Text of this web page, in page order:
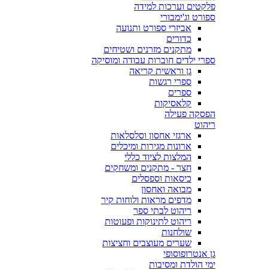
פלקטים וערכות למידה
ספורט וג'ימבורי
אביזרי ספורט ותנועה
כדורים
מתקנים מזרנים ושטיחים
ספרי ילדים חוברות עבודה ומוסיקה
גן וראשית קריאה
ספרי רגשות
ספרים
קלאסיקות
הפסקה פעילה
ריהוט
ארגזי אחסון וסלסלאות
ארונות מגירות ומיכלים
המלצות לציוד כללי
חצר - מתקנים ומשחקים
כיסאות וספסלים
מבואה ואחסון
מדפים מראות ולוחות קיר
ריהוט לבתי ספר
ריהוט לתינוקות ופעוטות
שולחנות
שערים מעוצבים וחציצות
גן אנטרופוסופי
ימי הולדת ומסיבות